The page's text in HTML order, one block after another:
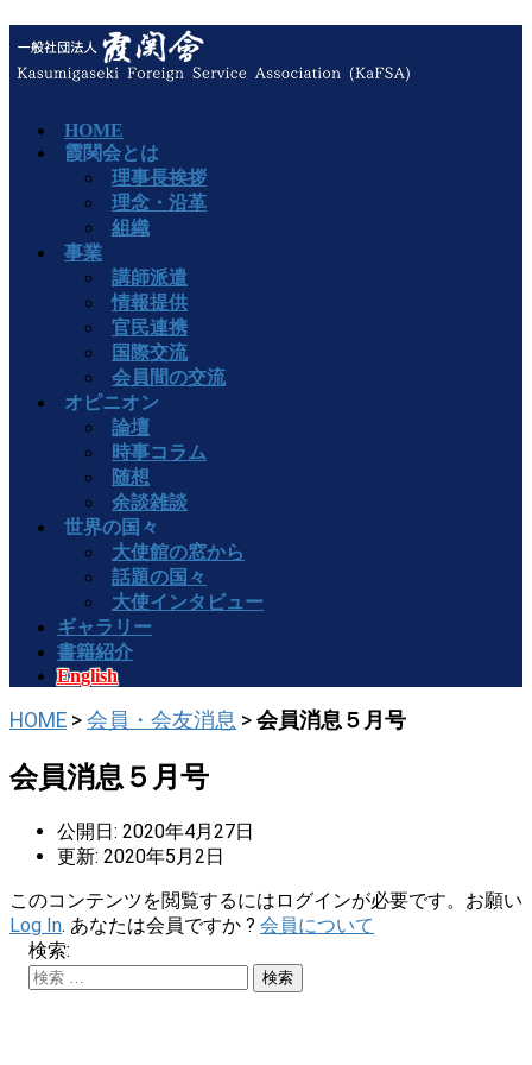
HOME
霞関会とは
理事長挨拶
理念・沿革
組織
事業
講師派遣
情報提供
官民連携
国際交流
会員間の交流
オピニオン
論壇
時事コラム
随想
余談雑談
世界の国々
大使館の窓から
話題の国々
大使インタビュー
ギャラリー
書籍紹介
English
HOME > 会員・会友消息 > 会員消息５月号
会員消息５月号
公開日: 2020年4月27日
更新: 2020年5月2日
このコンテンツを閲覧するにはログインが必要です。お願い
Log In. あなたは会員ですか ? 会員について
検索: